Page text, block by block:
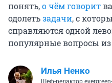
понять,о чём говорит
одолетьзадачи, с
справляются одной
популярные вопросы из
Илья Ненко